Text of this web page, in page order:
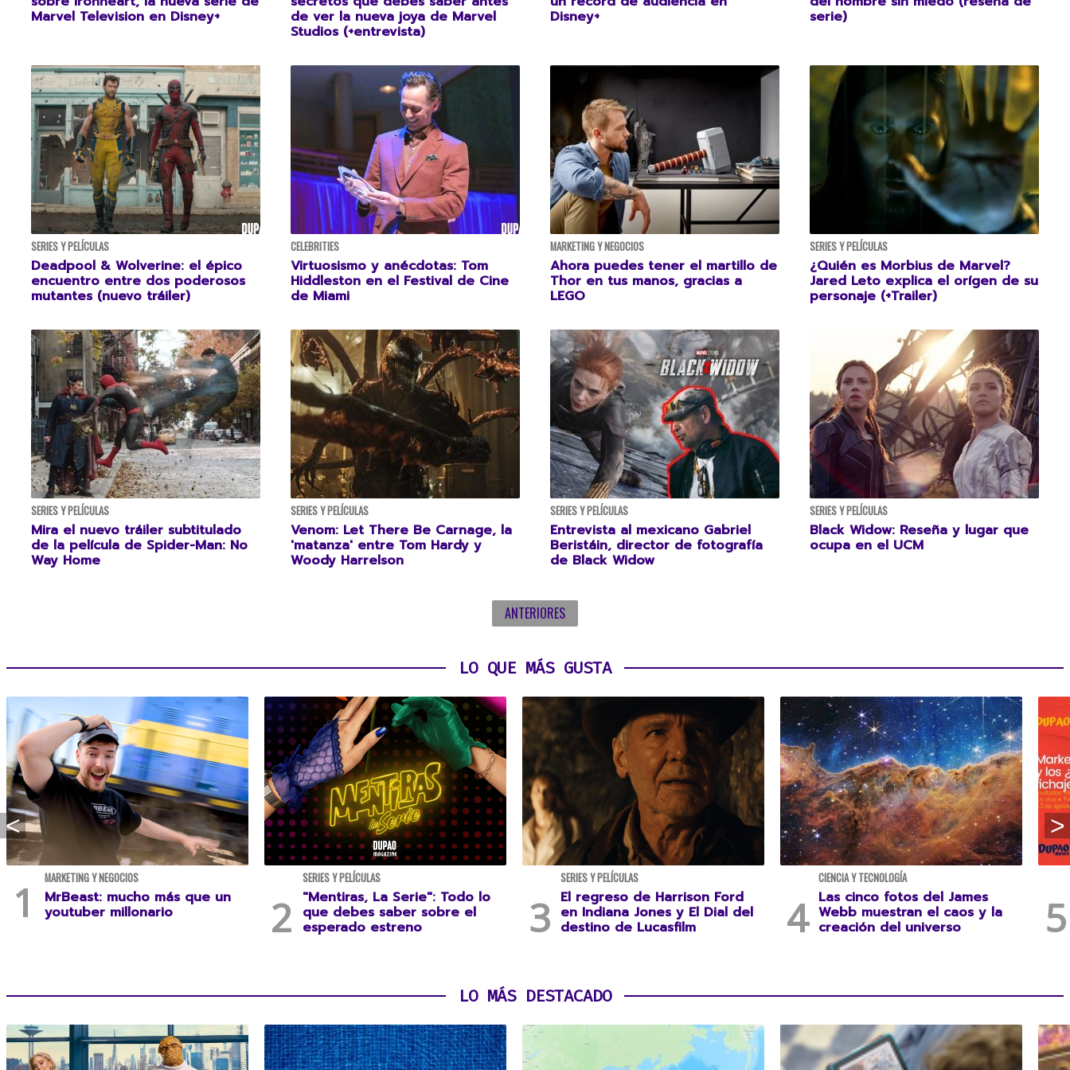
Marvel Television en Disney+ de ver la nueva joya de Marvel
Studios (+entrevista)
Disney+ serie)
SERIES Y PELÍCULAS
Deadpool & Wolverine: el épico
encuentro entre dos poderosos
mutantes (nuevo tráiler)
CELEBRITIES
Virtuosismo y anécdotas: Tom
Hiddleston en el Festival de Cine
de Miami
MARKETING Y NEGOCIOS
Ahora puedes tener el martillo de
Thor en tus manos, gracias a
LEGO
SERIES Y PELÍCULAS
¿Quién es Morbius de Marvel?
Jared Leto explica el orígen de su
personaje (+Trailer)
SERIES Y PELÍCULAS
Mira el nuevo tráiler subtitulado
de la película de Spider-Man: No
Way Home
SERIES Y PELÍCULAS
Venom: Let There Be Carnage, la
'matanza' entre Tom Hardy y
Woody Harrelson
SERIES Y PELÍCULAS
Entrevista al mexicano Gabriel
Beristáin, director de fotografía
de Black Widow
SERIES Y PELÍCULAS
Black Widow: Reseña y lugar que
ocupa en el UCM
ANTERIORES
LO QUE MÁS GUSTA
MARKETING Y NEGOCIOS
MrBeast: mucho más que un
youtuber millonario
SERIES Y PELÍCULAS
"Mentiras, La Serie": Todo lo
que debes saber sobre el
esperado estreno
SERIES Y PELÍCULAS
El regreso de Harrison Ford
en Indiana Jones y El Dial del
destino de Lucasfilm
CIENCIA Y TECNOLOGÍA
Las cinco fotos del James
Webb muestran el caos y la
creación del universo
LO MÁS DESTACADO